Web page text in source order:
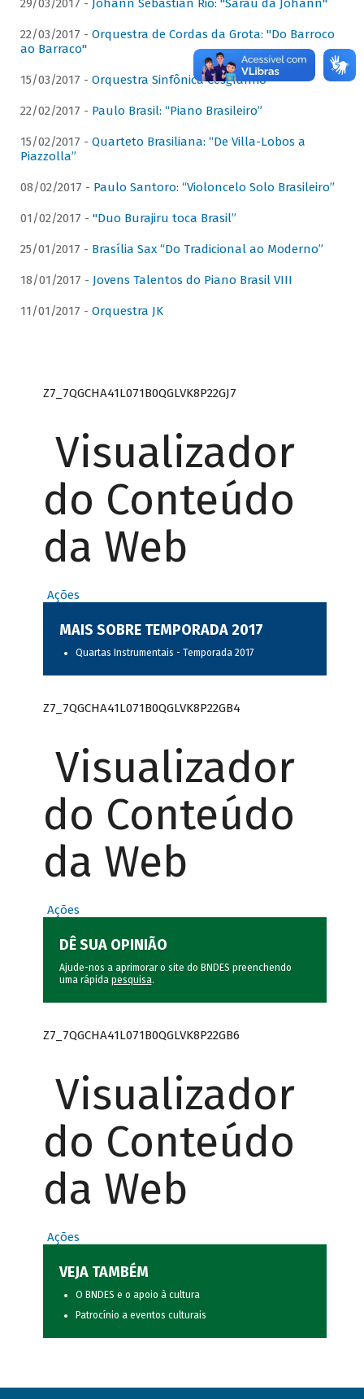
29/03/2017 - Johann Sebastian Rio: "Sarau da Johann"
22/03/2017 - Orquestra de Cordas da Grota: "Do Barroco
ao Barraco"
15/03/2017 - Orquestra Sinfônica Cesgranrio
22/02/2017 - Paulo Brasil: “Piano Brasileiro”
15/02/2017 - Quarteto Brasiliana: “De Villa-Lobos a
Piazzolla”
08/02/2017 - Paulo Santoro: “Violoncelo Solo Brasileiro”
01/02/2017 - "Duo Burajiru toca Brasil”
25/01/2017 - Brasília Sax “Do Tradicional ao Moderno”
18/01/2017 - Jovens Talentos do Piano Brasil VIII
11/01/2017 - Orquestra JK
Z7_7QGCHA41L071B0QGLVK8P22GJ7
Visualizador
do Conteúdo
da Web
Ações
MAIS SOBRE TEMPORADA 2017
Quartas Instrumentais - Temporada 2017
Z7_7QGCHA41L071B0QGLVK8P22GB4
Visualizador
do Conteúdo
da Web
Ações
DÊ SUA OPINIÃO
Ajude-nos a aprimorar o site do BNDES preenchendo
uma rápida pesquisa.
Z7_7QGCHA41L071B0QGLVK8P22GB6
Visualizador
do Conteúdo
da Web
Ações
VEJA TAMBÉM
O BNDES e o apoio à cultura
Patrocínio a eventos culturais